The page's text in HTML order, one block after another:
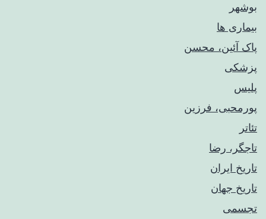
بوشهر
بیماری ها
پاک آئین، محسن
پزشکی
پلیس
پورمحبی، فرزین
تئاتر
تاجگر، رضا
تاریخ ایران
تاریخ جهان
تجسمی